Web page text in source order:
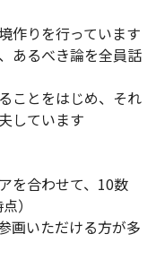
作りを行っています
あるべき論を全員話
ことをはじめ、それ
しています
を合わせて、10数
）
画いただける方が多